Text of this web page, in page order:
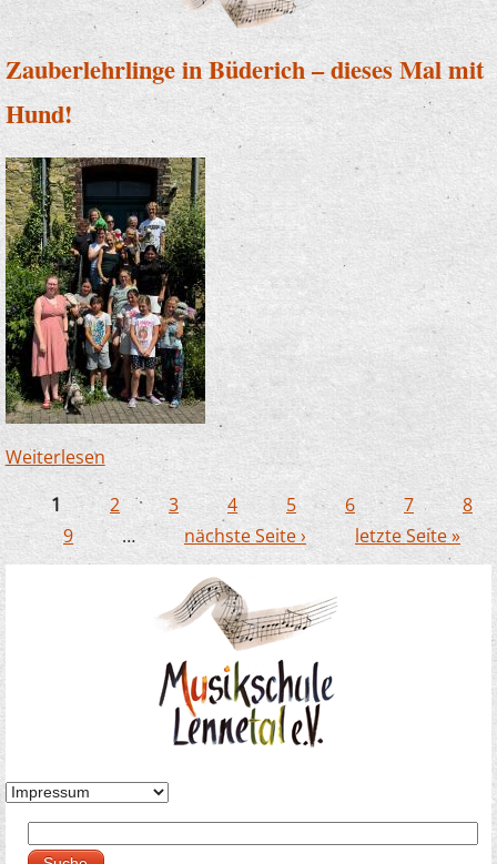
Zauberlehrlinge in Büderich – dieses Mal mit
Hund!
Weiterlesen über Zauberlehrlinge in Büderich – dieses Mal
mit Hund!
Seiten
1 2 3 4 5 6 7
8
9
… nächste Seite › letzte Seite »
Suchformular